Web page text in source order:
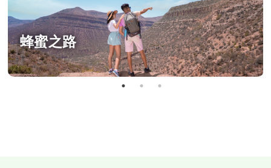
蜂蜜之路